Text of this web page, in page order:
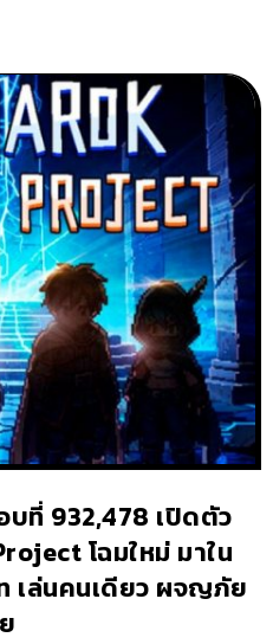
บที่ 932,478 เปิดตัว
โฉมใหม่ มาใน
เล่นคนเดียว ผจญภัย